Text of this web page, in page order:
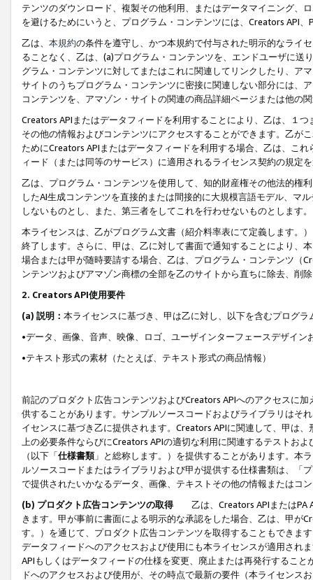
テンツのダウンロード、複製その他利用、またはデータマイニング、
を避けるためにいうと、プログラム・コンテンツには、Creators API
乙は、 本規約の条件を遵守し、かつ本規約で付与された明示的なライ
ることなく、乙は、(a)プログラム・コンテンツを、エンドユーザに
グラム・コンテンツに対してまたはこれに関連してリンクしたり、ア
サイトのうちプログラム・コンテンツに密接に関連しない部分には、
コンテンツを、アマゾン・サイトの関連の商品詳細ページまたは他の
Creators APIまたはデータフィードを利用することにより、乙は、１
その他の情報およびコンテンツにアクセスすることができます。乙が
ためにCreators APIまたはデータフィードを利用する場合、乙は、こ
ィード（または同等のサービス）に適用されるライセンス契約の規定
乙は、プログラム・コンテンツを使用して、知的財産権その他法的権
したAI生成コンテンツを直接的または間接的に大規模言語モデル、マ
しないものとし、また、第三者をしてこれを行わせないものとします。
本ライセンスは、乙がプログラム文書（紹介料率表にて定義します。
終了します。さらに、甲は、乙に対して書面で通知することにより、
場合または甲が随時要請する場合、乙は、プログラム・コンテンツ（
ンテンツおよびアマゾン商標の全部を乙のサイトから直ちに除去、削
2. Creators API使用要件
(a) 説明： 本ライセンスに基づき、甲は乙に対し、以下を含むプログ
•データ、画像、音声、映像、ロゴ、ユーザインターフェースデザイ
•テキスト形式の素材（たとえば、テキスト形式の商品情報）
前記のプロダクト広告コンテンツおよびCreators APIへのアクセスに
供することがあります。サンプルソースコードおよびライブラリはそ
イセンスに基づき乙に提供されます。Creators APIに関連して、甲は
上の必要条件ならびにCreators APIの適切な利用に関連するテストお
（以下「仕様書類」と総称します。）を提供することがあります。本
ルソースコードまたはライブラリおよび甲が提供する仕様書類は、「
で提供されたいかなるデータ、画像、テキストその他の情報またはコ
(b) プロダクト広告コンテンツの取得
乙は、Creators APIまたはPA
きます。甲が事前に書面による明示的な承認をした場合、乙は、甲が
す。）を通じて、プロダクト広告コンテンツを取得することもできま
データフィードへのアクセスおよび使用にも本ライセンスが適用され
APIもしくはデータフィードの仕様を変更、廃止または再発行するこ
ドへのアクセスおよび使用が、その時点で最新の要件（本ライセン